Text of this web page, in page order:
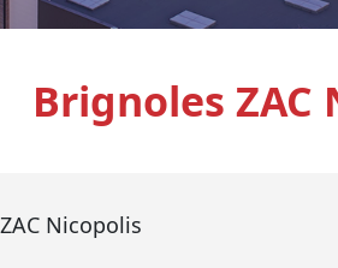
Brignoles ZAC
Nicopolis